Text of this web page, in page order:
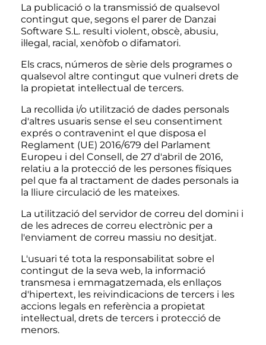
La publicació o la transmissió de qualsevol
contingut que, segons el parer de Danzai
Software S.L. resulti violent, obscè, abusiu,
il·legal, racial, xenòfob o difamatori.
Els cracs, números de sèrie dels programes o
qualsevol altre contingut que vulneri drets de
la propietat intel·lectual de tercers.
La recollida i/o utilització de dades personals
d'altres usuaris sense el seu consentiment
exprés o contravenint el que disposa el
Reglament (UE) 2016/679 del Parlament
Europeu i del Consell, de 27 d'abril de 2016,
relatiu a la protecció de les persones físiques
pel que fa al tractament de dades personals ia
la lliure circulació de les mateixes.
La utilització del servidor de correu del domini i
de les adreces de correu electrònic per a
l'enviament de correu massiu no desitjat.
L'usuari té tota la responsabilitat sobre el
contingut de la seva web, la informació
transmesa i emmagatzemada, els enllaços
d'hipertext, les reivindicacions de tercers i les
accions legals en referència a propietat
intel·lectual, drets de tercers i protecció de
menors.